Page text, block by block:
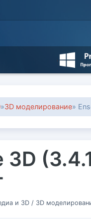
»3D моделирование»
3D
и 3D/ 3D